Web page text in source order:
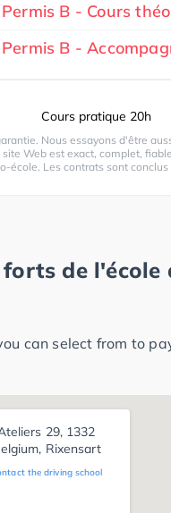
B - Cours
B -
Cours pratique 20h
Nous essayons d'être
Web est exact, complet,
école. Les contrats sont
de l'école
can select from to
29, 1332
Rixensart
the driving school
48 32